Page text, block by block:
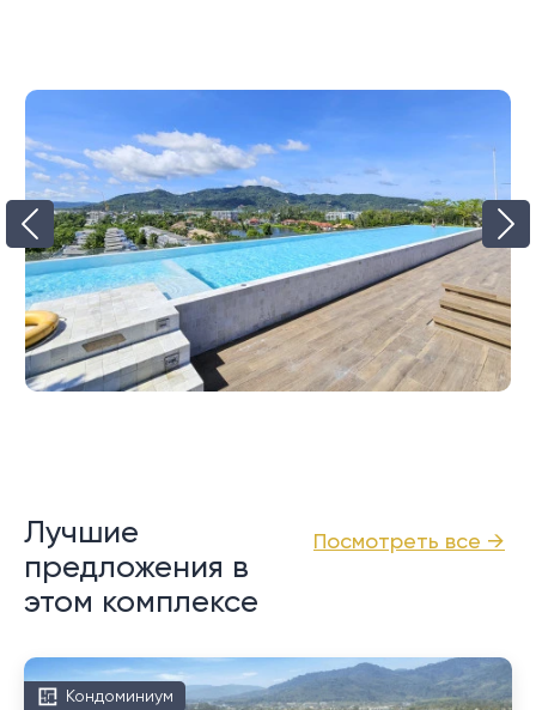
Посмотреть все →
Лучшие
предложения в
этом комплексе
Кондоминиум